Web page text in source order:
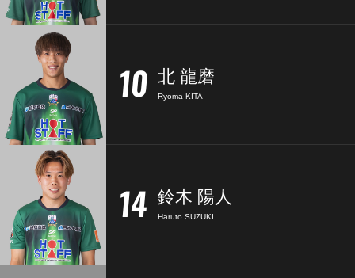
10 北 龍磨
Ryoma KITA
14 鈴木 陽人
Haruto SUZUKI